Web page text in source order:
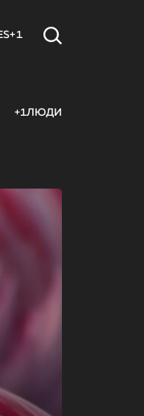
+1ЛЮДИ